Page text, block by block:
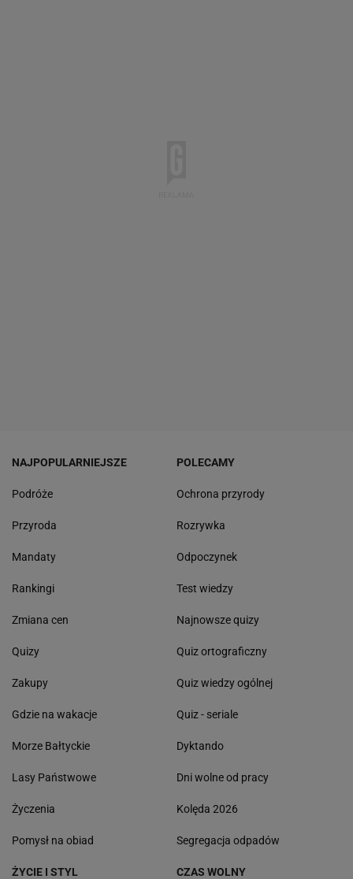
NAJPOPULARNIEJSZE
Podróże
Przyroda
Mandaty
Rankingi
Zmiana cen
Quizy
Zakupy
Gdzie na wakacje
Morze Bałtyckie
Lasy Państwowe
Życzenia
Pomysł na obiad
POLECAMY
Ochrona przyrody
Rozrywka
Odpoczynek
Test wiedzy
Najnowsze quizy
Quiz ortograficzny
Quiz wiedzy ogólnej
Quiz - seriale
Dyktando
Dni wolne od pracy
Kolęda 2026
Segregacja odpadów
ŻYCIE I STYL CZAS WOLNY